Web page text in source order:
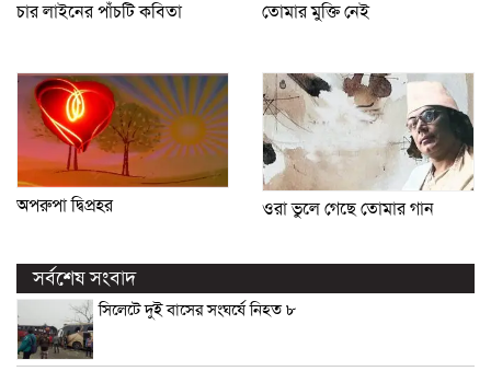
চার লাইনের পাঁচটি কবিতা তোমার মুক্তি নেই
অপরুপা দ্বিপ্রহর ওরা ভুলে গেছে তোমার গান
সর্বশেষ সংবাদ
সিলেটে দুই বাসের সংঘর্ষে নিহত ৮